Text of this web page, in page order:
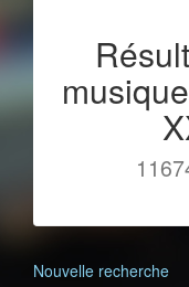
Nouvelle recherche